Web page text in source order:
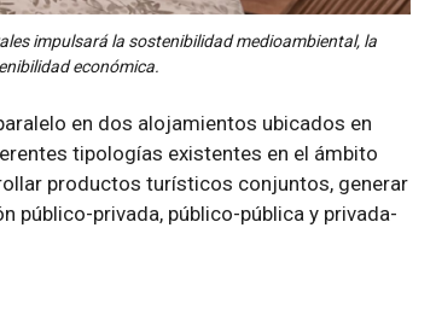
impulsará la sostenibilidad medioambiental, la
económica.
en dos alojamientos ubicados en
tipologías existentes en el ámbito
productos turísticos conjuntos, generar
privada, público-pública y privada-